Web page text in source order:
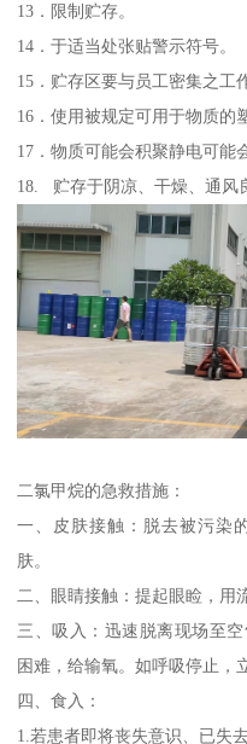
13．限制贮存。
14．于适当处张贴警示符号。
15．贮存区要与员工密集之工
16．使用被规定可用于物质的
17．物质可能会积聚静电可能
18. 贮存于阴凉、干燥、通风
二氯甲烷的急救措施：
一、皮肤接触：脱去被污染
肤。
二、眼睛接触：提起眼睑，用
三、吸入：迅速脱离现场至
困难，给输氧。如呼吸停止，
四、食入：
1.若患者即将丧失意识、已失